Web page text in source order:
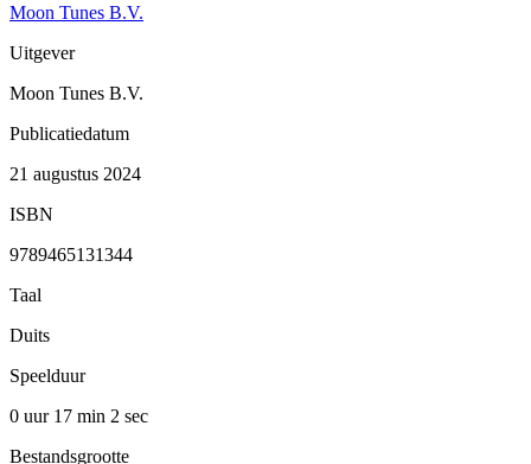
Moon Tunes B.V.
Uitgever
Moon Tunes B.V.
Publicatiedatum
21 augustus 2024
ISBN
9789465131344
Taal
Duits
Speelduur
0 uur 17 min 2 sec
Bestandsgrootte